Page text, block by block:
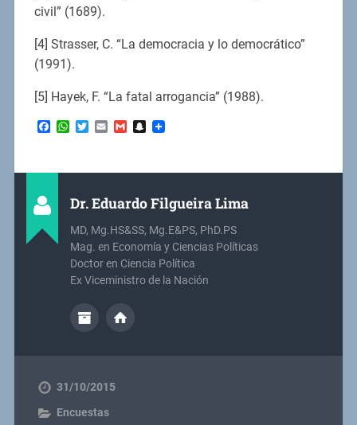
civil” (1689).
[4] Strasser, C. “La democracia y lo democrático”
(1991).
[5] Hayek, F. “La fatal arrogancia” (1988).
Facebook
WhatsApp
Twitter
EmailGmailSnapchat
Dr. Eduardo Filgueira Lima
MD, Mg.HS&SS, Mg.E&PS, PhD.PS
Mag. en Economía y Ciencias Políticas
Doctor en Ciencia Política
Ex Viceministro de la Nación
31/10/2015
Encuestas